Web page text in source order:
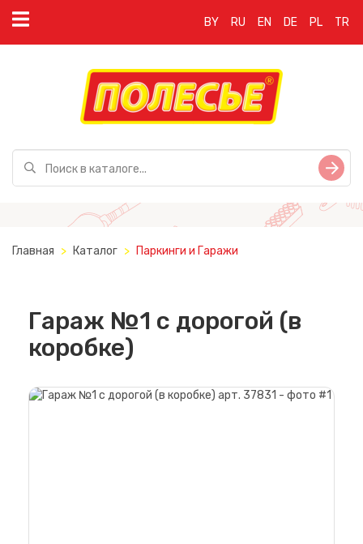
BY RU EN DE PL TR
Главная Каталог Паркинги и Гаражи
Гараж №1 с дорогой (в
коробке)